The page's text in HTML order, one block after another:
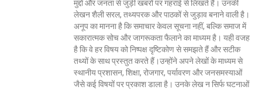
मुद्दों और जनता से जुड़ी खबरों पर गहराई से लिखते हैं। उनकी
लेखन शैली सरल, तथ्यपरक और पाठकों से जुड़ाव बनाने वाली है।
अनूप का मानना है कि समाचार केवल सूचना नहीं, बल्कि समाज में
सकारात्मक सोच और जागरूकता फैलाने का माध्यम है। यही वजह
है कि वे हर विषय को निष्पक्ष दृष्टिकोण से समझते हैं और सटीक
तथ्यों के साथ प्रस्तुत करते हैं।उन्होंने अपने लेखों के माध्यम से
स्थानीय प्रशासन, शिक्षा, रोजगार, पर्यावरण और जनसमस्याओं
जैसे कई विषयों पर प्रकाश डाला है। उनके लेख न सिर्फ घटनाओं